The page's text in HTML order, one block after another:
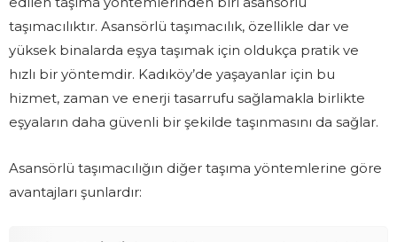
taşımacılıktır. Asansörlü taşımacılık, özellikle dar ve
yüksek binalarda eşya taşımak için oldukça pratik ve
hızlı bir yöntemdir. Kadıköy’de yaşayanlar için bu
hizmet, zaman ve enerji tasarrufu sağlamakla birlikte
eşyaların daha güvenli bir şekilde taşınmasını da sağlar.
Asansörlü taşımacılığın diğer taşıma yöntemlerine göre
avantajları şunlardır: